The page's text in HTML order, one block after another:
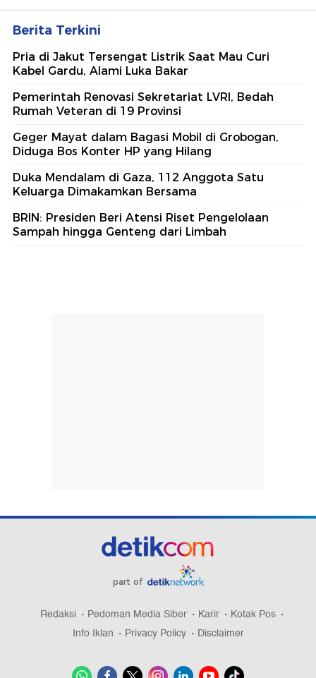
Berita Terkini
Pria di Jakut Tersengat Listrik Saat Mau Curi
Kabel Gardu, Alami Luka Bakar
Pemerintah Renovasi Sekretariat LVRI, Bedah
Rumah Veteran di 19 Provinsi
Geger Mayat dalam Bagasi Mobil di Grobogan,
Diduga Bos Konter HP yang Hilang
Duka Mendalam di Gaza, 112 Anggota Satu
Keluarga Dimakamkan Bersama
BRIN: Presiden Beri Atensi Riset Pengelolaan
Sampah hingga Genteng dari Limbah
part of
Redaksi Pedoman Media Siber Karir
Kotak Pos
Info Iklan
Privacy Policy Disclaimer